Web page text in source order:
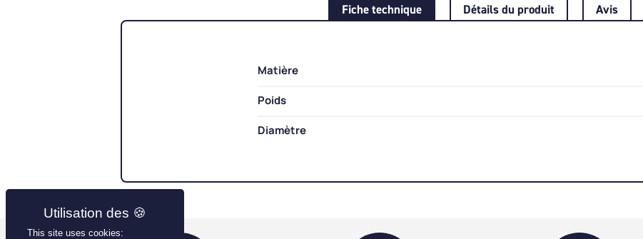
Fiche technique Détails du produit Avis
Matière
Poids
Diamètre
This site uses cookies: